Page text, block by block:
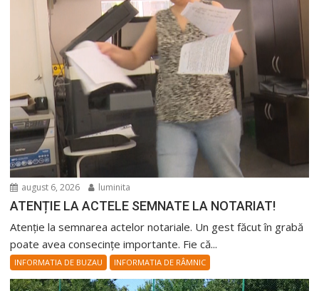
august 6, 2026 luminita
ATENȚIE LA ACTELE SEMNATE LA NOTARIAT!
Atenție la semnarea actelor notariale. Un gest făcut în grabă
poate avea consecințe importante. Fie că...
INFORMATIA DE BUZAU INFORMATIA DE RÂMNIC